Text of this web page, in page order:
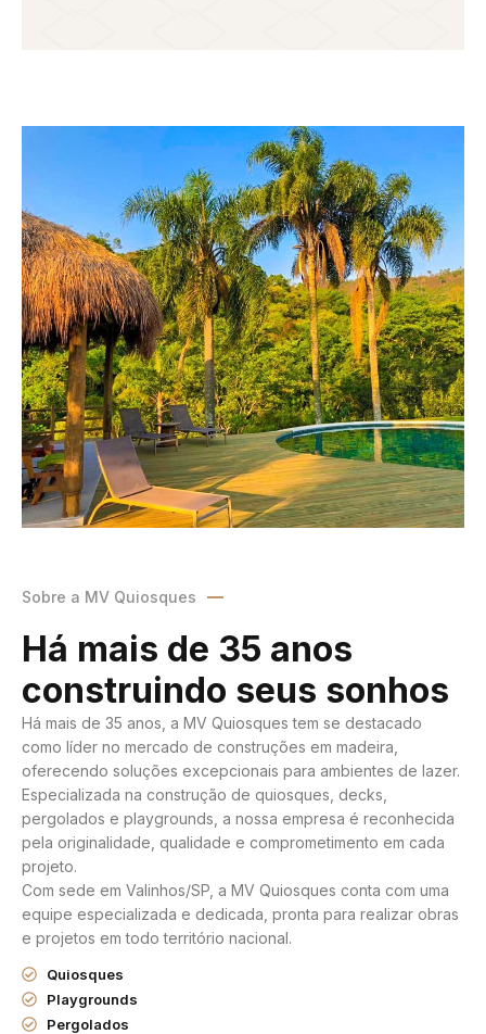
Sobre a MV Quiosques
Há mais de 35 anos
construindo seus sonhos
Há mais de 35 anos, a MV Quiosques tem se destacado
como líder no mercado de construções em madeira,
oferecendo soluções excepcionais para ambientes de lazer.
Especializada na construção de quiosques, decks,
pergolados e playgrounds, a nossa empresa é reconhecida
pela originalidade, qualidade e comprometimento em cada
projeto.
Com sede em Valinhos/SP, a MV Quiosques conta com uma
equipe especializada e dedicada, pronta para realizar obras
e projetos em todo território nacional.
Quiosques
Playgrounds
Pergolados